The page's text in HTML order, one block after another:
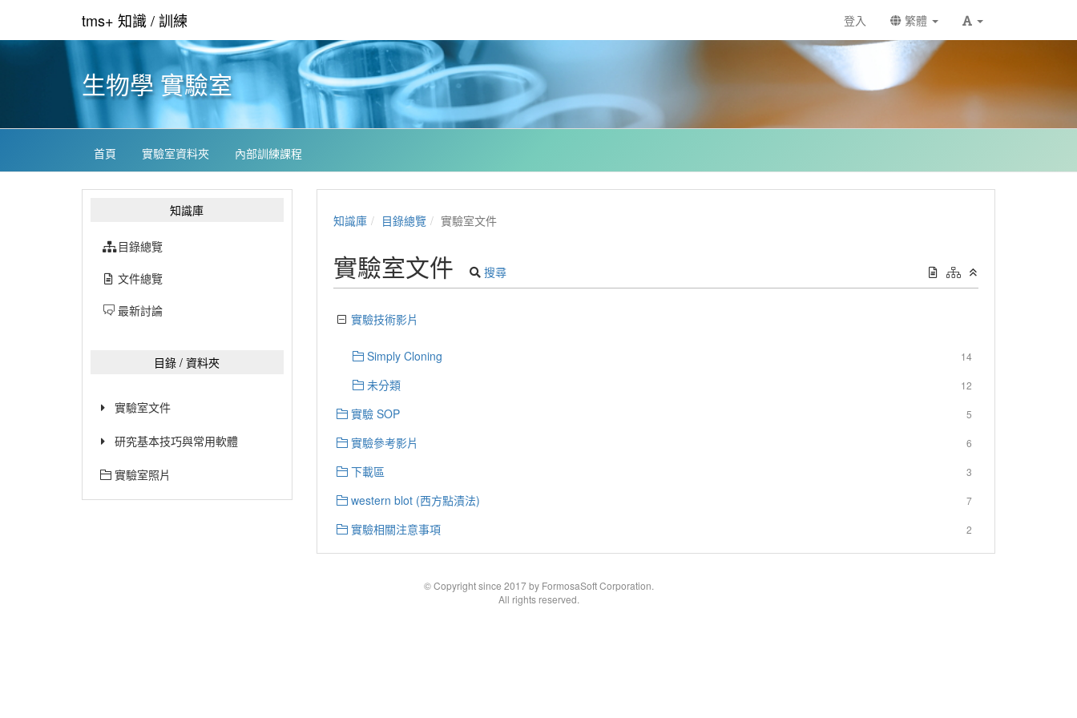
tms+ 知識 / 訓練 登入 繁體
生物學 實驗室
首頁 實驗室資料夾 內部訓練課程
知識庫
目錄總覽
文件總覽
最新討論
目錄 / 資料夾
實驗室文件
研究基本技巧與常用軟體
實驗室照片
知識庫 目錄總覽 實驗室文件
實驗室文件 搜尋
實驗技術影片
14
Simply Cloning
12
未分類
5
實驗 SOP
6
實驗參考影片
3
下載區
7
western blot (西方點漬法)
2
實驗相關注意事項
© Copyright since 2017 by FormosaSoft Corporation.
All rights reserved.